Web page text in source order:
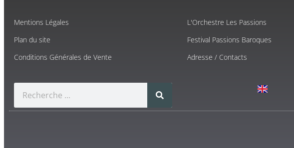
Mentions Légales
Plan du site
Conditions Générales de Vente
L'Orchestre Les Passions
Festival Passions Baroques
Adresse / Contacts